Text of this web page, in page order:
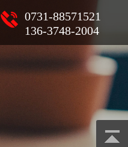
0731-88571521
136-3748-2004